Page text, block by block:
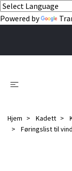
Powered by
Hjem Kadett
Føringslist til